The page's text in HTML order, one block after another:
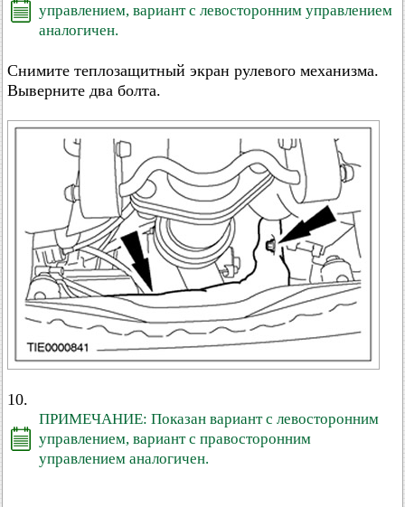
управлением, вариант с левосторонним управлением
аналогичен.
Снимите теплозащитный экран рулевого механизма.
Выверните два болта.
10.
ПРИМЕЧАНИЕ: Показан вариант с левосторонним
управлением, вариант с правосторонним
управлением аналогичен.